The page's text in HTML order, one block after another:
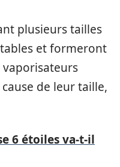
plusieurs tailles
et formeront
de leur taille,
6 étoiles va-t-il